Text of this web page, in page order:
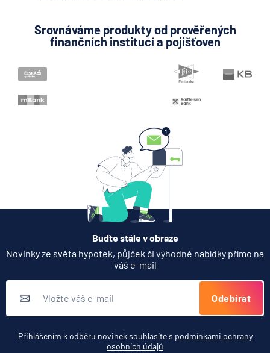
Srovnáváme produkty od prověřených
finančních institucí a pojišťoven
Buďte stále v obraze
Novinky ze světa hypoték, půjček či výhodné nabídky přímo na
váš e-mail
Odebírat
Přihlášením k odběru novinek souhlasíte s podmínkami ochrany
osobních údajů